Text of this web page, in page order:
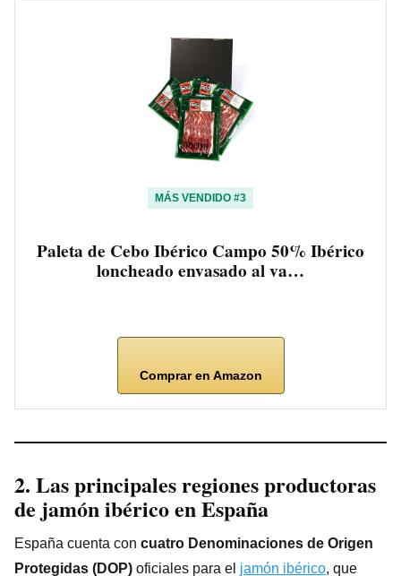
MÁS VENDIDO #3
Paleta de Cebo Ibérico Campo 50% Ibérico
loncheado envasado al va…
Comprar en Amazon
2. Las principales regiones productoras
de jamón ibéricoen España
España cuenta con cuatro Denominaciones de Origen
Protegidas (DOP) oficiales para el jamón ibérico, que